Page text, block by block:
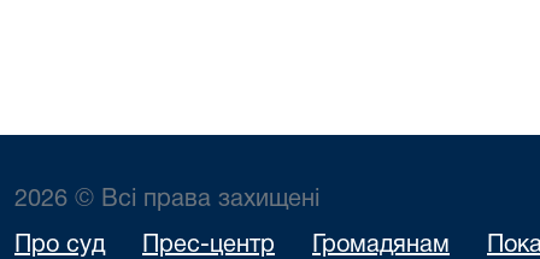
2026 © Всі права захищені
Про суд Прес-центр Громадянам